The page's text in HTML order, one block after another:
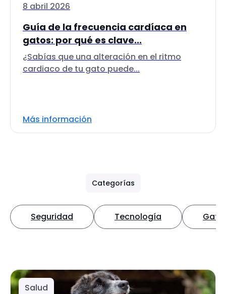
8 abril 2026
Guía de la frecuencia cardíaca en
gatos: por qué es clave...
¿Sabías que una alteración en el ritmo
cardiaco de tu gato puede...
Más información
Categorías
Seguridad Tecnología Gato
Salud